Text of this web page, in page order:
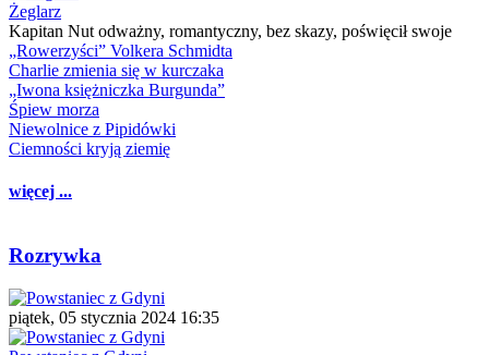
Żeglarz
Kapitan Nut odważny, romantyczny, bez skazy, poświęcił swoje
„Rowerzyści” Volkera Schmidta
Charlie zmienia się w kurczaka
„Iwona księżniczka Burgunda”
Śpiew morza
Niewolnice z Pipidówki
Ciemności kryją ziemię
więcej ...
Rozrywka
piątek, 05 stycznia 2024 16:35